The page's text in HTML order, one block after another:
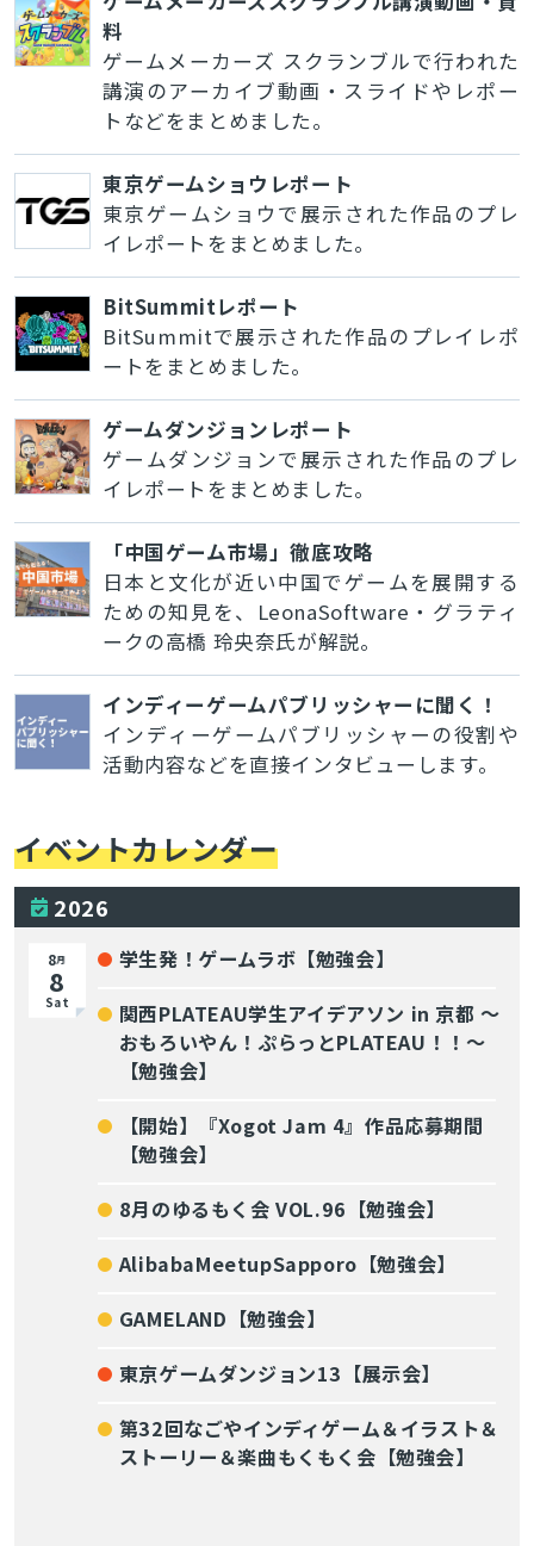
料
ゲームメーカーズ スクランブルで行われた
講演のアーカイブ動画・スライドやレポー
トなどをまとめました。
東京ゲームショウレポート
東京ゲームショウで展示された作品のプレ
イレポートをまとめました。
BitSummitレポート
BitSummitで展示された作品のプレイレポ
ートをまとめました。
ゲームダンジョンレポート
ゲームダンジョンで展示された作品のプレ
イレポートをまとめました。
「中国ゲーム市場」徹底攻略
日本と文化が近い中国でゲームを展開する
ための知見を、LeonaSoftware・グラティ
ークの高橋 玲央奈氏が解説。
インディーゲームパブリッシャーに聞く！
インディーゲームパブリッシャーの役割や
活動内容などを直接インタビューします。
イベントカレンダー
2026
8月
8
Sat
学生発！ゲームラボ【勉強会】
関西PLATEAU学生アイデアソン in 京都 〜
おもろいやん！ぷらっとPLATEAU！！〜
【勉強会】
【開始】『Xogot Jam 4』作品応募期間
【勉強会】
8月のゆるもく会 VOL.96【勉強会】
AlibabaMeetupSapporo【勉強会】
GAMELAND【勉強会】
東京ゲームダンジョン13【展示会】
第32回なごやインディゲーム＆イラスト＆
ストーリー＆楽曲もくもく会【勉強会】